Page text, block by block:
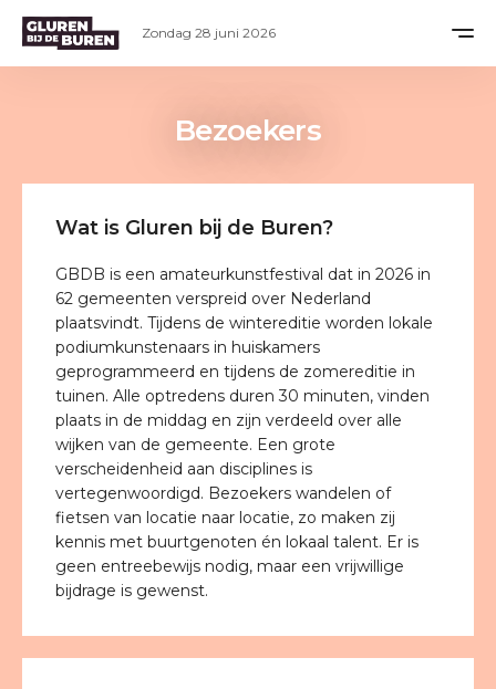
Bezoekers
Wat is Gluren bij de Buren?
GBDB is een amateurkunstfestival dat in 2026 in
62 gemeenten verspreid over Nederland
plaatsvindt. Tijdens de wintereditie worden lokale
podiumkunstenaars in huiskamers
geprogrammeerd en tijdens de zomereditie in
tuinen. Alle optredens duren 30 minuten, vinden
plaats in de middag en zijn verdeeld over alle
wijken van de gemeente. Een grote
verscheidenheid aan disciplines is
vertegenwoordigd. Bezoekers wandelen of
fietsen van locatie naar locatie, zo maken zij
kennis met buurtgenoten én lokaal talent. Er is
geen entreebewijs nodig, maar een vrijwillige
bijdrage is gewenst.
Zondag 28 juni 2026